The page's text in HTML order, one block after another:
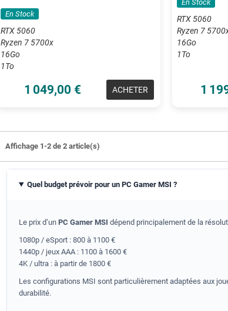
En Stock
RTX 5060
Ryzen 7 5700x
16Go
1To
1 049,00 € ACHETER
En Stock
RTX 5060
Ryzen 7
16Go
1To
1
Affichage 1-2 de 2 article(s)
Quel budget prévoir pour un PC Gamer MSI ?
Le prix d’un PC Gamer MSI dépend principalement de la
1080p / eSport : 800 à 1100 €
1440p / jeux AAA : 1100 à 1600 €
4K / ultra : à partir de 1800 €
Les configurations MSI sont particulièrement adaptées aux
durabilité.